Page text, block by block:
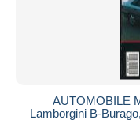
AUTOMOBILE
Lamborgini B-